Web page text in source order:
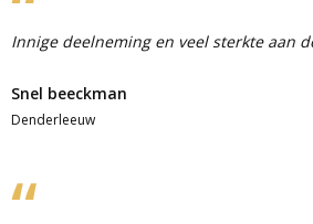
Innige deelneming en veel sterkte aan
Snel beeckman
Denderleeuw